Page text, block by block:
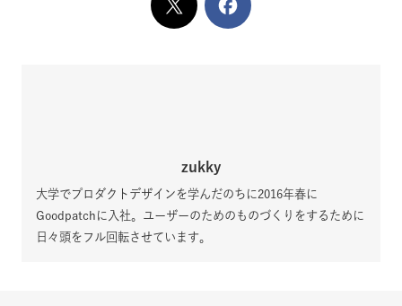
XでシェアFacebook
zukky
大学でプロダクトデザインを学んだのちに2016年春に
Goodpatchに入社。ユーザーのためのものづくりをするために
日々頭をフル回転させています。